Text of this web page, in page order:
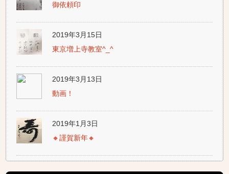
御依頼印
2019年3月15日
東京増上寺教室^_^
2019年3月13日
動画！
2019年1月3日
🔸謹賀新年🔸